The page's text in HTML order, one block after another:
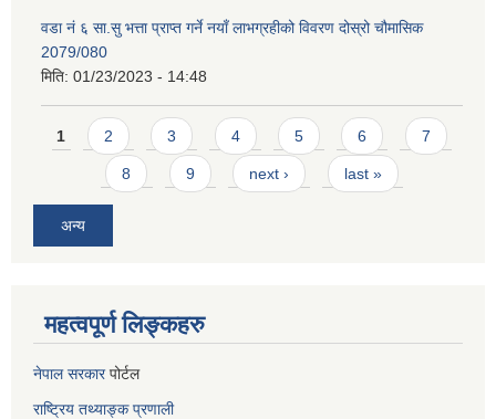
वडा नं ६ सा.सु भत्ता प्राप्त गर्ने नयाँ लाभग्रहीको विवरण दोस्रो चौमासिक
2079/080
मिति: 01/23/2023 - 14:48
Pages
1 2 3 4 5 6 7
8 9 next › last »
अन्य
महत्वपूर्ण लिङ्कहरु
नेपाल सरकारपोर्टल
राष्ट्रिय तथ्याङ्क प्रणाली